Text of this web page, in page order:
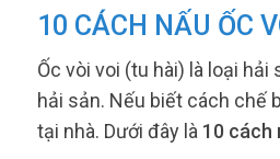
10 CÁCH NẤU ỐC
Ốc vòi voi (tu hài) là loại
hải sản. Nếu biết cách chế
tại nhà. Dưới đây là 10 cách